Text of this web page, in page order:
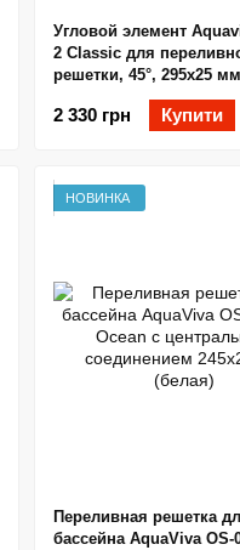
Угловой элемент
2 Classic для
решетки, 45°, 295х25
2 330 грн Купити
НОВИНКА
Переливная решетка
бассейна AquaViva OS-